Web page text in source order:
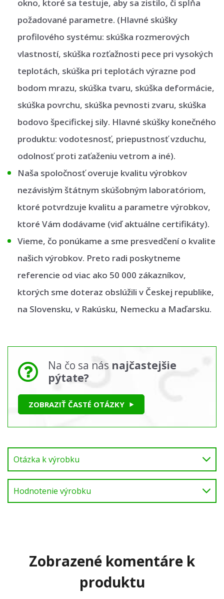
okno, ktoré sa testuje, aby sa zistilo, či spĺňa
požadované parametre. (Hlavné skúšky
profilového systému: skúška rozmerových
vlastností, skúška rozťažnosti pece pri vysokých
teplotách, skúška pri teplotách výrazne pod
bodom mrazu, skúška tvaru, skúška deformácie,
skúška povrchu, skúška pevnosti zvaru, skúška
bodovo špecifickej sily. Hlavné skúšky konečného
produktu: vodotesnosť, priepustnosť vzduchu,
odolnosť proti zaťaženiu vetrom a iné).
Naša spoločnosť overuje kvalitu výrobkov
nezávislým štátnym skúšobným laboratóriom,
ktoré potvrdzuje kvalitu a parametre výrobkov,
ktoré Vám dodávame (viď aktuálne certifikáty).
Vieme, čo ponúkame a sme presvedčení o kvalite
našich výrobkov. Preto radi poskytneme
referencie od viac ako 50 000 zákazníkov,
ktorých sme doteraz obslúžili v Českej republike,
na Slovensku, v Rakúsku, Nemecku a Maďarsku.
Na čo sa nás najčastejšie
pýtate?
ZOBRAZIŤ ČASTÉ OTÁZKY
Otázka k výrobku
Hodnotenie výrobku
Zobrazené komentáre k
produktu